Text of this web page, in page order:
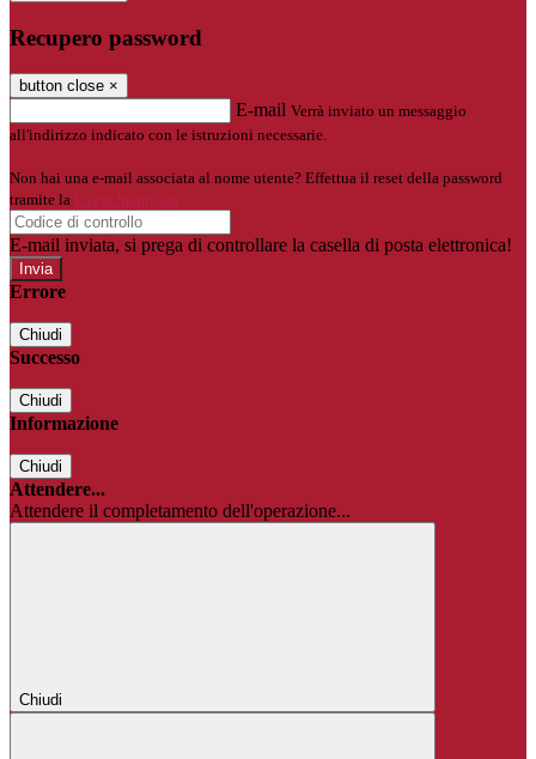
Recupero password
button close ×
E-mail Verrà inviato un messaggio
all'indirizzo indicato con le istruzioni necessarie.
Non hai una e-mail associata al nome utente? Effettua il reset della password
tramite la
Login Spaggiari
E-mail inviata, si prega di controllare la casella di posta elettronica!
Errore
Chiudi
Successo
Chiudi
Informazione
Chiudi
Attendere...
Attendere il completamento dell'operazione...
Chiudi